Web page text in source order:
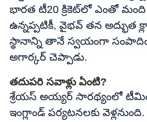
భారత టీ20 క్రికెట్‌లో ఎంతో మంది
ఉన్నప్పటికీ, వైభవ్ తన అద్భుత
స్థానాన్ని తానే స్వయంగా
అగార్కర్ చెప్పాడు.
తదుపరి సవాళ్లు ఏంటి?
శ్రేయస్ అయ్యర్ సారథ్యంలో
ఇంగ్లాండ్ పర్యటనలకు